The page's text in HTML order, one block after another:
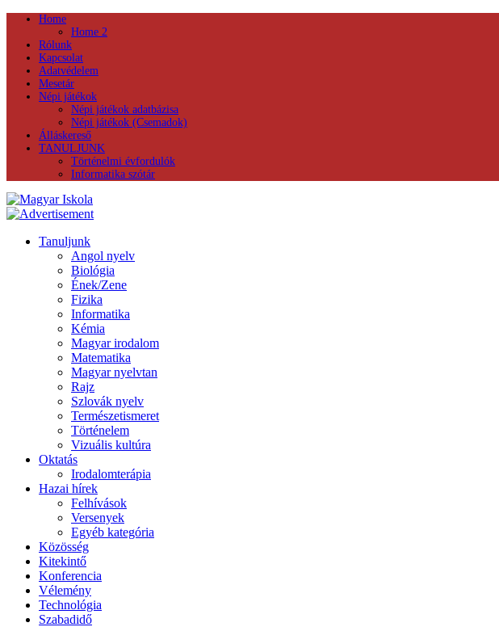
Home
Home 2
Rólunk
Kapcsolat
Adatvédelem
Mesetár
Népi játékok
Népi játékok adatbázisa
Népi játékok (Csemadok)
Álláskereső
TANULJUNK
Történelmi évfordulók
Informatika szótár
Tanuljunk
Angol nyelv
Biológia
Ének/Zene
Fizika
Informatika
Kémia
Magyar irodalom
Matematika
Magyar nyelvtan
Rajz
Szlovák nyelv
Természetismeret
Történelem
Vizuális kultúra
Oktatás
Irodalomterápia
Hazai hírek
Felhívások
Versenyek
Egyéb kategória
Közösség
Kitekintő
Konferencia
Vélemény
Technológia
Szabadidő